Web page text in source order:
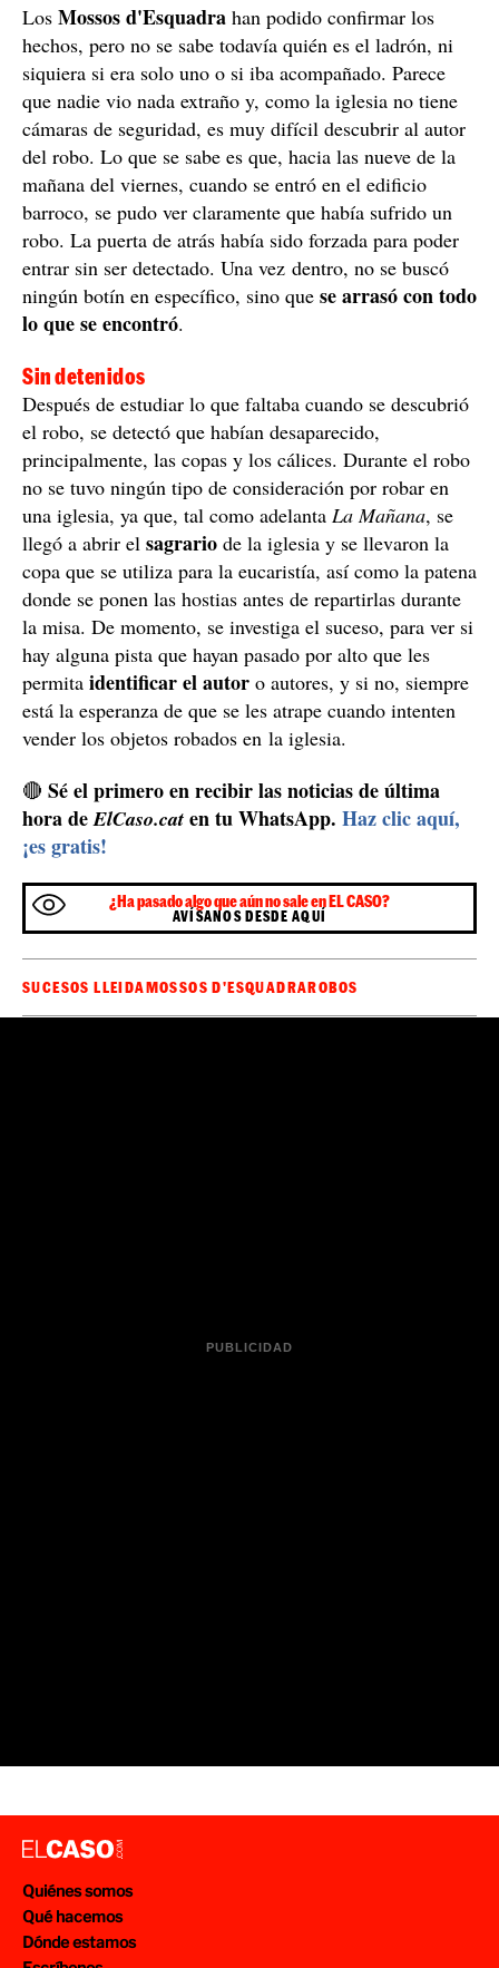
Los Mossos d'Esquadra han podido confirmar los
hechos, pero no se sabe todavía quién es el ladrón, ni
siquiera si era solo uno o si iba acompañado. Parece
que nadie vio nada extraño y, como la iglesia no tiene
cámaras de seguridad, es muy difícil descubrir al autor
del robo. Lo que se sabe es que, hacia las nueve de la
mañana del viernes, cuando se entró en el edificio
barroco, se pudo ver claramente que había sufrido un
robo. La puerta de atrás había sido forzada para poder
entrar sin ser detectado. Una vez dentro, no se buscó
ningún botín en específico, sino que se arrasó con todo
lo que se encontró.
Sin detenidos
Después de estudiar lo que faltaba cuando se descubrió
el robo, se detectó que habían desaparecido,
principalmente, las copas y los cálices. Durante el robo
no se tuvo ningún tipo de consideración por robar en
una iglesia, ya que, tal como adelanta La Mañana, se
llegó a abrir el sagrario de la iglesia y se llevaron la
copa que se utiliza para la eucaristía, así como la patena
donde se ponen las hostias antes de repartirlas durante
la misa. De momento, se investiga el suceso, para ver si
hay alguna pista que hayan pasado por alto que les
permita identificar el autor o autores, y si no, siempre
está la esperanza de que se les atrape cuando intenten
vender los objetos robados en la iglesia.
🔴 Sé el primero en recibir las noticias de última
hora deElCaso.cat en tu WhatsApp. Haz clic aquí,
¡es gratis!
¿Ha pasado algo que aún no sale en EL CASO?
AVÍSANOS DESDE AQUÍ
SUCESOS LLEIDAMOSSOS D'ESQUADRAROBOS
Quiénes somos
Qué hacemos
Dónde estamos